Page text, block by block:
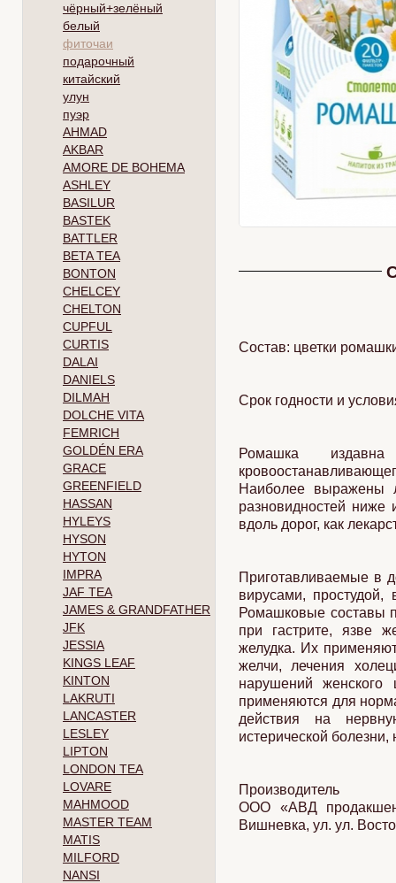
чёрный+зелёный
белый
фиточаи
подарочный
китайский
улун
пуэр
AHMAD
AKBAR
AMORE DE BOHEMA
ASHLEY
BASILUR
BASTEK
BATTLER
BETA TEA
BONTON
CHELCEY
CHELTON
CUPFUL
CURTIS
DALAI
DANIELS
DILMAH
DOLCHE VITA
FEMRICH
GOLDÉN ERA
GRACE
GREENFIELD
HASSAN
HYLEYS
HYSON
HYTON
IMPRA
JAF TEA
JAMES & GRANDFATHER
JFK
JESSIA
KINGS LEAF
KINTON
LAKRUTI
LANCASTER
LESLEY
LIPTON
LONDON TEA
LOVARE
MAHMOOD
MASTER TEAM
MATIS
MILFORD
NANSI
Состав: цветки
Срок годности и
Ромашка издавна
Наиболее выражены
разновидностей ниже
вдоль дорог, как
Приготавливаемые в
вирусами, простудой,
Ромашковые составы
при гастрите, язве
желудка. Их
желчи, лечения
нарушений женского
применяются для
действия на
истерической болезни,
Производитель
ООО «АВД
Вишневка, ул. ул.